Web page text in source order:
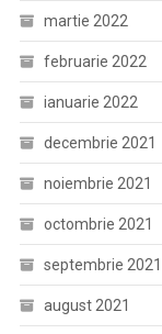
martie 2022
februarie 2022
ianuarie 2022
decembrie 2021
noiembrie 2021
octombrie 2021
septembrie 2021
august 2021